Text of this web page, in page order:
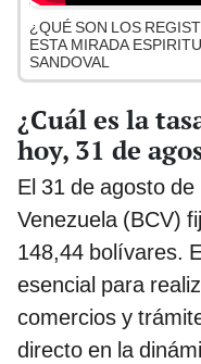
¿QUÉ SON LOS
ESTA MIRADA
SANDOVAL
¿Cuál es la
hoy, 31 de
El 31 de agosto
Venezuela (BCV)
148,44 bolívares.
esencial para
comercios y
directo en la